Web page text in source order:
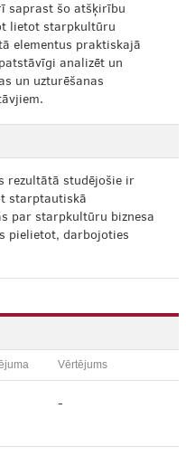
saprast šo atšķirību
lietot starpkultūru
elementus praktiskajā
analizēt un
un uzturēšanas
rezultātā studējošie ir
starptautiskā
par starpkultūru biznesa
pielietot, darbojoties
Vērtējums
-